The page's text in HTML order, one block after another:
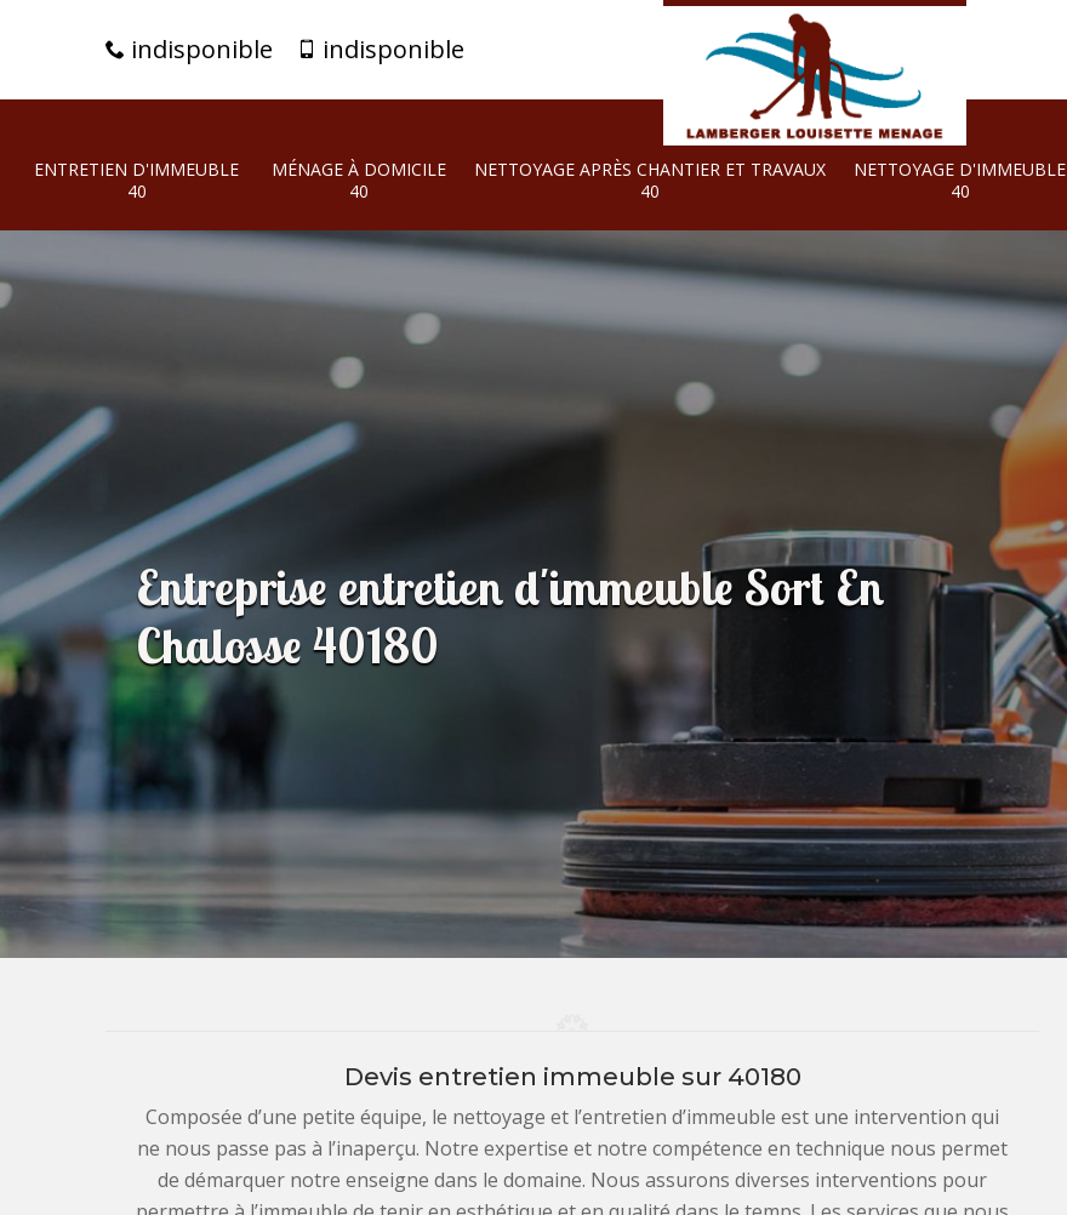
indisponible indisponible
ENTRETIEN D'IMMEUBLE
40
MÉNAGE À DOMICILE
40
NETTOYAGE APRÈS CHANTIER ET TRAVAUX
40
NETTOYAGE D'IMMEUBLE
40
Entreprise entretien d'immeuble Sort En
Chalosse 40180
Devis entretien immeuble sur 40180
Composée d’une petite équipe, le nettoyage et l’entretien d’immeuble est une intervention qui
ne nous passe pas à l’inaperçu. Notre expertise et notre compétence en technique nous permet
de démarquer notre enseigne dans le domaine. Nous assurons diverses interventions pour